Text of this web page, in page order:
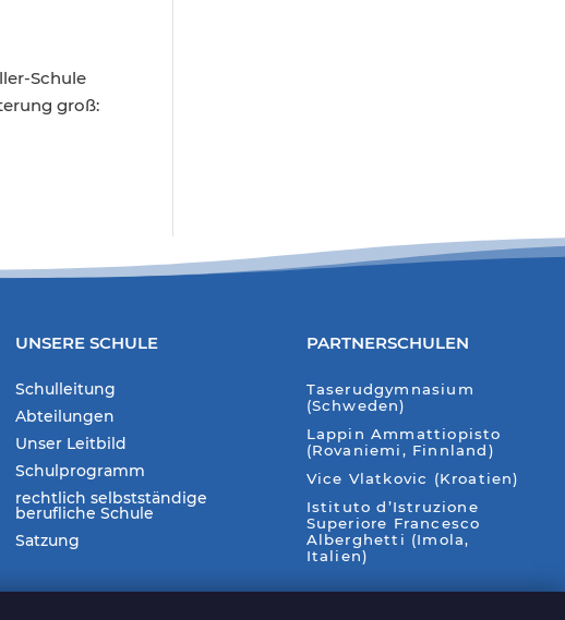
Schule
groß:
UNSERE SCHULE
Schulleitung
Abteilungen
Unser Leitbild
Schulprogramm
rechtlich selbstständige
berufliche Schule
Satzung
PARTNERSCHULEN
Taserudgymnasium
(Schweden)
Lappin Ammattiopisto
(Rovaniemi, Finnland)
Vice Vlatkovic (Kroatien)
Istituto d’Istruzione
Superiore Francesco
Alberghetti (Imola,
Italien)